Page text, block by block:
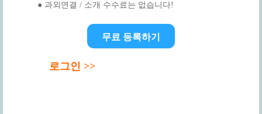
● 과외연결 / 소개 수수료는 없습니다!
무료 등록하기
로그인 >>